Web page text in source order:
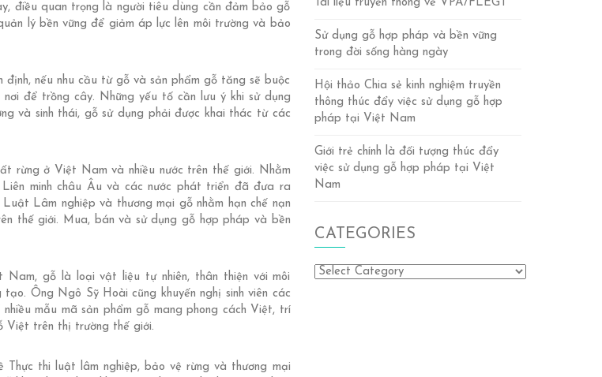
điều quan trọng là người tiêu dùng cần đảm bảo gỗ
lý bền vững để giảm áp lực lên môi trường và bảo
nếu nhu cầu từ gỗ và sản phẩm gỗ tăng sẽ buộc
để trồng cây. Những yếu tố cần lưu ý khi sử dụng
và sinh thái, gỗ sử dụng phải được khai thác từ các
rừng ở Việt Nam và nhiều nước trên thế giới. Nhằm
minh châu Âu và các nước phát triển đã đưa ra
Lâm nghiệp và thương mại gỗ nhằm hạn chế nạn
thế giới. Mua, bán và sử dụng gỗ hợp pháp và bền
gỗ là loại vật liệu tự nhiên, thân thiện với môi
Ông Ngô Sỹ Hoài cũng khuyến nghị sinh viên các
mẫu mã sản phẩm gỗ mang phong cách Việt, trí
Việt trên thị trường thế giới.
thi luật lâm nghiệp, bảo vệ rừng và thương mại
Tài liệu truyền thông về VPA/FLEGT
Sử dụng gỗ hợp pháp và bền vững
trong đời sống hàng ngày
Hội thảo Chia sẻ kinh nghiệm truyền
thông thúc đẩy việc sử dụng gỗ hợp
pháp tại Việt Nam
Giới trẻ chính là đối tượng thúc đẩy
việc sử dụng gỗ hợp pháp tại Việt
Nam
CATEGORIES
Categories